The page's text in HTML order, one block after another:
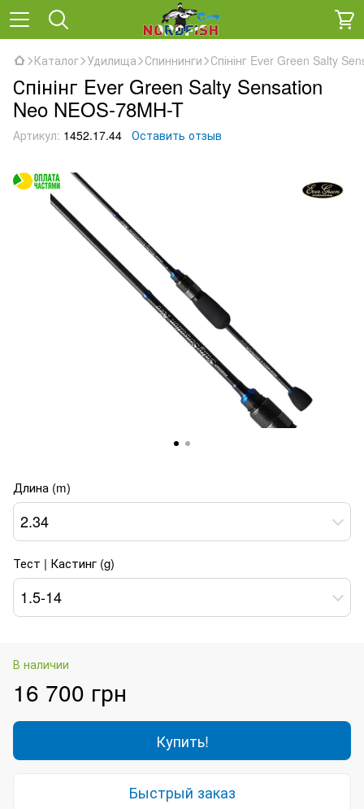
Каталог Удилища Спиннинги Спінінг Ever Green Salty
Спінінг Ever Green Salty Sensation
Neo NEOS-78MH-T
Артикул: 1452.17.44 Оставить отзыв
Длина (m)
2.34
Тест | Кастинг (g)
1.5-14
В наличии
16 700 грн
Купить!
Быстрый заказ